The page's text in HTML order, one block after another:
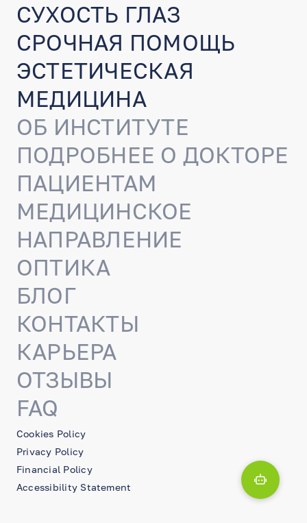
Cookies Policy
Privacy Policy
Financial Policy
Accessibility Statement
ОБ ИНСТИТУТЕ
ПОДРОБНЕЕ О ДОКТОРЕ
ПАЦИЕНТАМ
МЕДИЦИНСКОЕ
НАПРАВЛЕНИЕ
ОПТИКА
БЛОГ
КОНТАКТЫ
КАРЬЕРА
ОТЗЫВЫ
FAQ
СУХОСТЬ ГЛАЗ
СРОЧНАЯ ПОМОЩЬ
ЭСТЕТИЧЕСКАЯ
МЕДИЦИНА